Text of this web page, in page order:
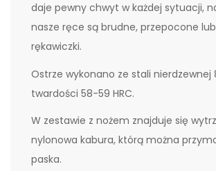
daje pewny chwyt w każdej sytuacji,
nasze ręce są brudne, przepocone
rękawiczki.
Ostrze wykonano ze stali nierdzewnej
twardości 58-59 HRC.
W zestawie z nożem znajduje się
nylonowa kabura, którą można
paska.